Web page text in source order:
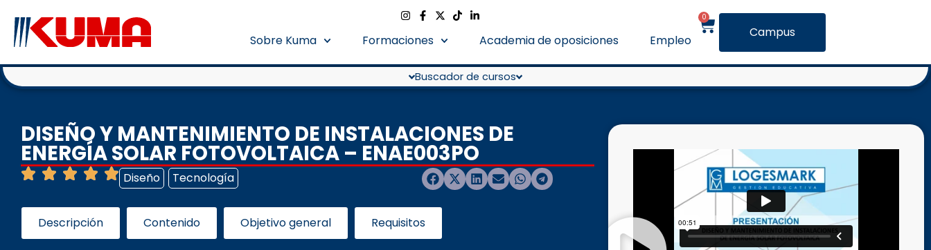
Sobre Kuma Formaciones Academia de oposiciones Empleo
0
Campus
Buscador de cursos
DISEÑO Y MANTENIMIENTO DE INSTALACIONES DE
ENERGÍA SOLAR FOTOVOLTAICA – ENAE003PO
Diseño Tecnología
Descripción Contenido Objetivo general Requisitos